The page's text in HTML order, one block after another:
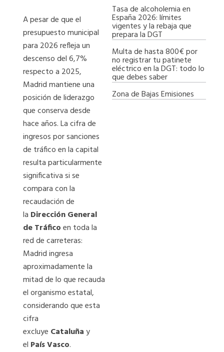
A pesar de que el
presupuesto municipal
para 2026 refleja un
descenso del 6,7%
respecto a 2025,
Madrid mantiene una
posición de liderazgo
que conserva desde
hace años. La cifra de
ingresos por sanciones
de tráfico en la capital
resulta particularmente
significativa si se
compara con la
recaudación de
la Dirección General
de Tráficoen toda la
red de carreteras:
Madrid ingresa
aproximadamente la
mitad de lo que recauda
el organismo estatal,
considerando que esta
cifra
excluye Cataluñay
el País Vasco.
Tasa de alcoholemia en
España 2026: límites
vigentes y la rebaja que
prepara la DGT
Multa de hasta 800€ por
no registrar tu patinete
eléctrico en la DGT: todo lo
que debes saber
Zona de Bajas Emisiones